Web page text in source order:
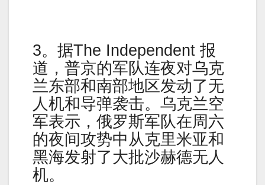
3。据The Independent 报
道，普京的军队连夜对乌克
兰东部和南部地区发动了无
人机和导弹袭击。乌克兰空
军表示，俄罗斯军队在周六
的夜间攻势中从克里米亚和
黑海发射了大批沙赫德无人
机。